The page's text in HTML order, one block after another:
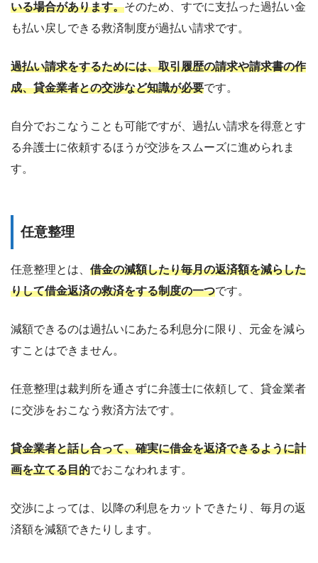
いる場合があります。そのため、すでに支払った過払い金
も払い戻しできる救済制度が過払い請求です。
過払い請求をするためには、取引履歴の請求や請求書の作
成、貸金業者との交渉など知識が必要です。
自分でおこなうことも可能ですが、過払い請求を得意とす
る弁護士に依頼するほうが交渉をスムーズに進められま
す。
任意整理
任意整理とは、 借金の減額したり毎月の返済額を減らした
りして借金返済の救済をする制度の一つです。
減額できるのは過払いにあたる利息分に限り、元金を減ら
すことはできません。
任意整理は裁判所を通さずに弁護士に依頼して、貸金業者
に交渉をおこなう救済方法です。
貸金業者と話し合って、確実に借金を返済できるように計
画を立てる目的でおこなわれます。
交渉によっては、以降の利息をカットできたり、毎月の返
済額を減額できたりします。